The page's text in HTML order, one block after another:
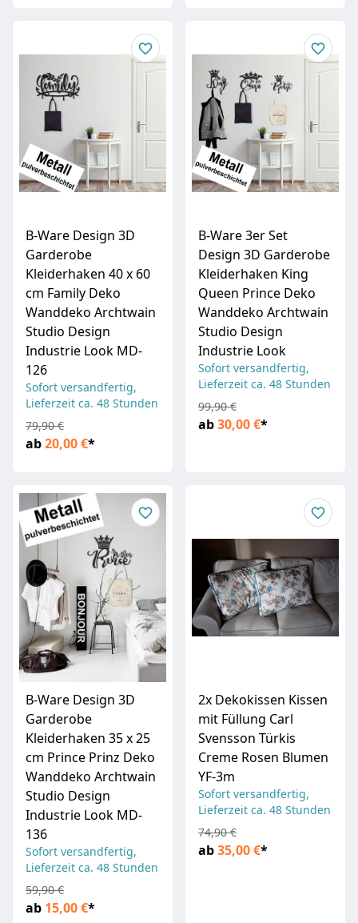
B-Ware Design 3D
Garderobe
Kleiderhaken 40 x 60
cm Family Deko
Wanddeko Archtwain
Studio Design
Industrie Look MD-
126
Sofort versandfertig,
Lieferzeit ca. 48 Stunden
ab20,00 €*
79,90 €
B-Ware 3er Set
Design 3D Garderobe
Kleiderhaken King
Queen Prince Deko
Wanddeko Archtwain
Studio Design
Industrie Look
Sofort versandfertig,
Lieferzeit ca. 48 Stunden
ab30,00 €*
99,90 €
B-Ware Design 3D
Garderobe
Kleiderhaken 35 x 25
cm Prince Prinz Deko
Wanddeko Archtwain
Studio Design
Industrie Look MD-
136
Sofort versandfertig,
Lieferzeit ca. 48 Stunden
ab 15,00 €*
59,90 €
2x Dekokissen Kissen
mit Füllung Carl
Svensson Türkis
Creme Rosen Blumen
YF-3m
Sofort versandfertig,
Lieferzeit ca. 48 Stunden
ab35,00 €*
74,90 €